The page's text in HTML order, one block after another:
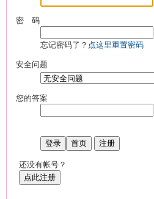
密 码
忘记密码了？ 点这里重置密码
安全问题
您的答案
登录 首页 注册
还没有帐号？
点此注册